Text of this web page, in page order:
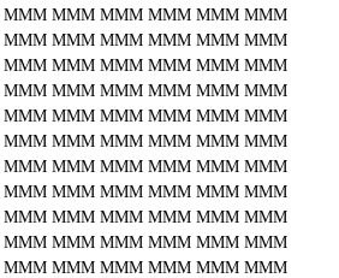
MMM MMM MMM MMM MMM MMM
MMM MMM MMM MMM MMM MMM
MMM MMM MMM MMM MMM MMM
MMM MMM MMM MMM MMM MMM
MMM MMM MMM MMM MMM MMM
MMM MMM MMM MMM MMM MMM
MMM MMM MMM MMM MMM MMM
MMM MMM MMM MMM MMM MMM
MMM MMM MMM MMM MMM MMM
MMM MMM MMM MMM MMM MMM
MMM MMM MMM MMM MMM MMM